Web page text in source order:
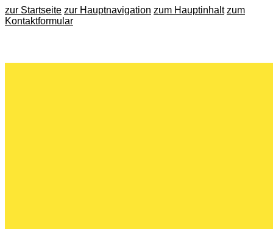
zur Startseite zur Hauptnavigation zum Hauptinhalt zum
Kontaktformular